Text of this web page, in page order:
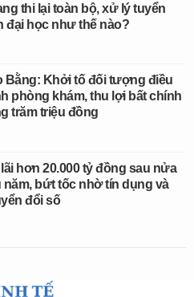
thi lại toàn bộ, xử lý tuyển
đại học như thế nào?
Bằng: Khởi tố đối tượng điều
phòng khám, thu lợi bất chính
trăm triệu đồng
lãi hơn 20.000 tỷ đồng sau nửa
năm, bứt tốc nhờ tín dụng và
đổi số